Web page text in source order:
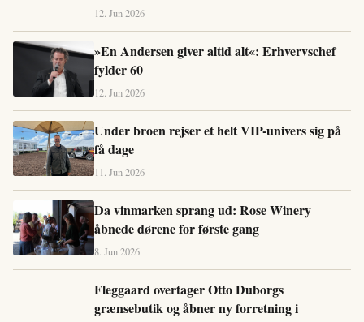
12. Jun 2026
»En Andersen giver altid alt«: Erhvervschef
fylder 60
12. Jun 2026
Under broen rejser et helt VIP-univers sig på
få dage
11. Jun 2026
Da vinmarken sprang ud: Rose Winery
åbnede dørene for første gang
8. Jun 2026
Fleggaard overtager Otto Duborgs
grænsebutik og åbner ny forretning i